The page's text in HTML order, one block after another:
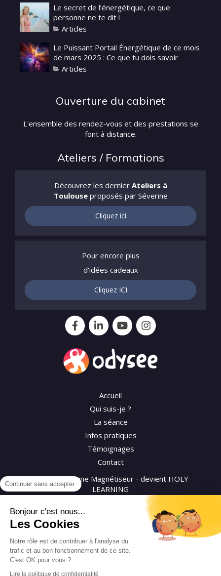
Le secret de l’énergétique, ce que
personne ne te dit !
Articles
Le Puissant Portail Énergétique de ce mois
de mars 2025 : Ce que tu dois savoir
Articles
Ouverture du cabinet
L'ensemble des rendez-vous et des prestations se
font à distance.
Ateliers / Formations
Découvrez les dernier Ateliers à
Toulouseproposés par Séverine
Cliquez ici
Pour encore plus
d'idées cadeaux
Cliquez ICI
Accueil
Qui suis-je ?
La séance
Infos pratiques
Témoignages
Contact
©2026 Séverine Magnétiseur - devient HOLY
LEARNING
CGV
Politique de confidentialité
Continuer sans accepter
Bonjour c'est nous...
Les Cookies
Notre rôle est de contribuer à l'analyse du
trafic et au bon fonctionnement de ce site.
C'est OK pour vous ?
Lire la politique de confidentialité